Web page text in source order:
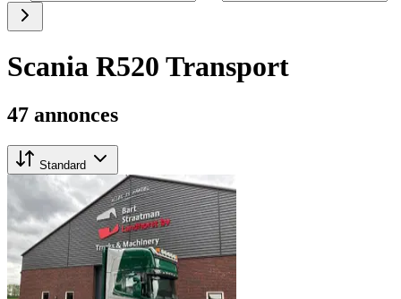
Scania R520 Transport
47 annonces
Standard